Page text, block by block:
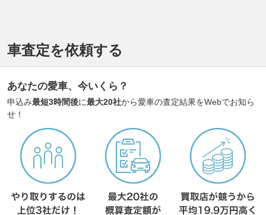
車査定を依頼する
あなたの愛車、今いくら？
申込み最短3時間後に最大20社から愛車の査定結果をWebでお知ら
せ！